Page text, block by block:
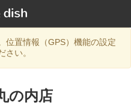
位置情報（GPS）機能の設定
さい。
の内店